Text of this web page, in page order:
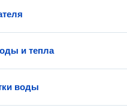
и тепла
воды